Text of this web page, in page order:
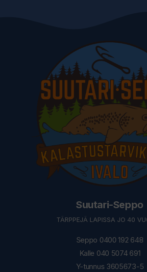
Suutari-Seppo
TÄRPPEJÄ LAPISSA JO 40
Seppo 0400 192 648
Kalle 040 5074 691
Y-tunnus 3605673-5